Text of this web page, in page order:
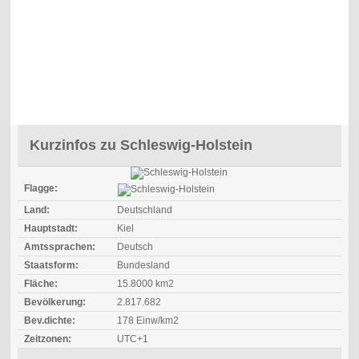
Kurzinfos zu Schleswig-Holstein
Flagge:
Land:
Deutschland
Hauptstadt:
Kiel
Amtssprachen:
Deutsch
Staatsform:
Bundesland
Fläche:
15.8000 km2
Bevölkerung:
2.817.682
Bev.dichte:
178 Einw/km2
Zeitzonen:
UTC+1